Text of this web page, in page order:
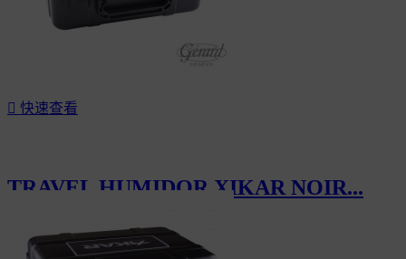
 快速查看
TRAVEL HUMIDOR XIKAR NOIR...